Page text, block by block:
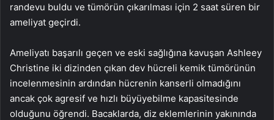
randevu buldu ve tümörün çıkarılması için 2 saat süren bir
ameliyat geçirdi.
Ameliyatı başarılı geçen ve eski sağlığına kavuşan Ashleey
Christine iki dizinden çıkan dev hücreli kemik tümörünün
incelenmesinin ardından hücrenin kanserli olmadığını
ancak çok agresif ve hızlı büyüyebilme kapasitesinde
olduğunu öğrendi. Bacaklarda, diz eklemlerinin yakınında